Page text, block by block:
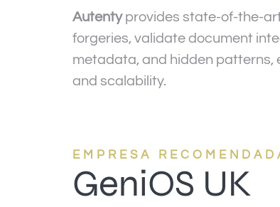
Autentyprovides state-of-the-
forgeries, validate document
metadata, and hidden patterns,
and scalability.
EMPRESA
GeniOS UK